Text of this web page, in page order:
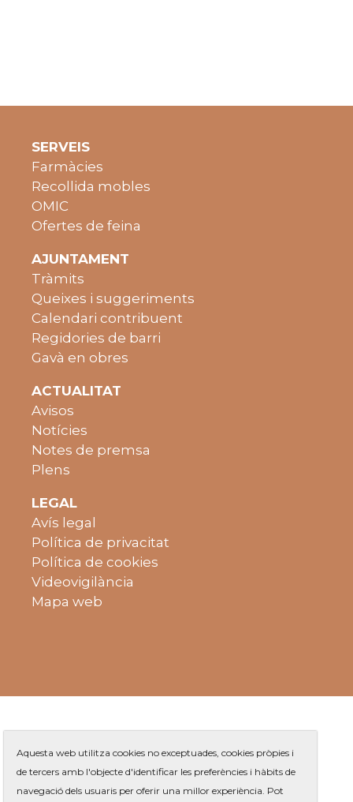
SERVEIS
Farmàcies
Recollida mobles
OMIC
Ofertes de feina
AJUNTAMENT
Tràmits
Queixes i suggeriments
Calendari contribuent
Regidories de barri
Gavà en obres
ACTUALITAT
Avisos
Notícies
Notes de premsa
Plens
LEGAL
Avís legal
Política de privacitat
Política de cookies
Videovigilància
Mapa web
Aquesta web utilitza cookies no exceptuades, cookies pròpies i
de tercers amb l'objecte d'identificar les preferències i hàbits de
navegació dels usuaris per oferir una millor experiència. Pot